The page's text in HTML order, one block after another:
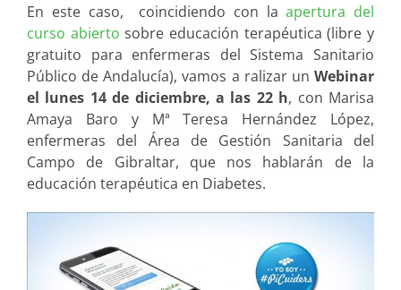
En este caso, coincidiendo con laapertura del
curso abierto sobre educación terapéutica (libre y
gratuito para enfermeras del Sistema Sanitario
Público de Andalucía), vamos a ralizar un Webinar
el lunes 14 de diciembre, a las 22 h, con Marisa
Amaya Baro y Mª Teresa Hernández López,
enfermeras del Área de Gestión Sanitaria del
Campo de Gibraltar, que nos hablarán de la
educación terapéutica en Diabetes.